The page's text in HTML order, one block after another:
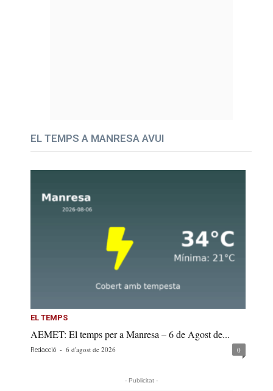
EL TEMPS A MANRESA AVUI
EL TEMPS
AEMET: El temps per a Manresa – 6 de Agost de...
Redacció - 6 d'agost de 2026 0
- Publicitat -